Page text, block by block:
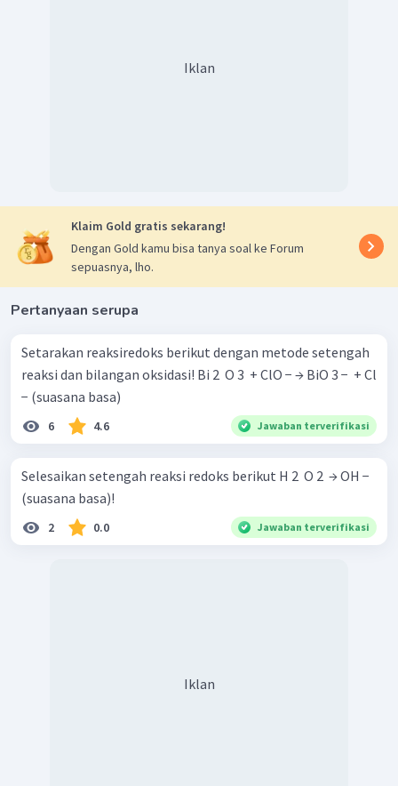
Iklan
Klaim Gold gratis sekarang!
Dengan Gold kamu bisa tanya soal ke Forum
sepuasnya, lho.
Pertanyaan serupa
Setarakan reaksiredoks berikut dengan metode setengah
reaksi dan bilangan oksidasi! Bi 2 ​ O 3 ​ + ClO − → BiO 3 − ​ + Cl
− (suasana basa)
6 4.6 Jawaban terverifikasi
Selesaikan setengah reaksi redoks berikut H 2 ​ O 2 ​ → OH −
(suasana basa)!
2 0.0 Jawaban terverifikasi
Iklan